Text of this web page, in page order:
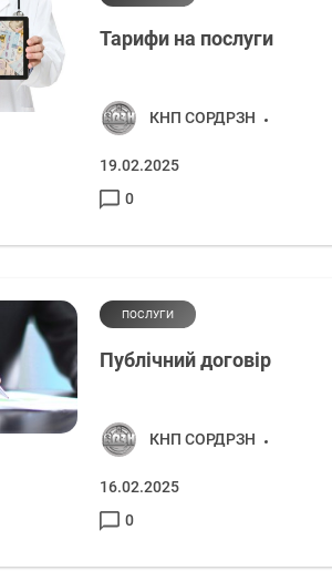
Тарифи на послуги
КНП СОРДРЗН
19.02.2025
0
ПОСЛУГИ
Публічний договір
КНП СОРДРЗН
16.02.2025
0